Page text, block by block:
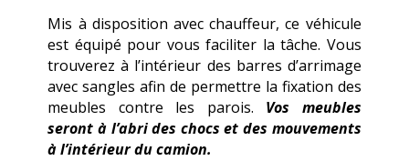
Mis à disposition avec chauffeur, ce véhicule
est équipé pour vous faciliter la tâche. Vous
trouverez à l’intérieur des barres d’arrimage
avec sangles afin de permettre la fixation des
meubles contre les parois. Vos meubles
seront à l’abri des chocs et des mouvements
à l’intérieur du camion.